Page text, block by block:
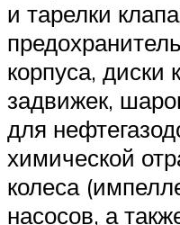
и тарелки
корпуса, диски
задвижек,
для
химической
колеса
насосов, а